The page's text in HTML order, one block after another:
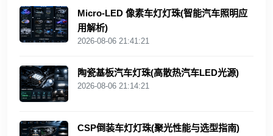
Micro-LED 像素车灯灯珠(智能汽车照明应
用解析)
2026-08-06 21:41:21
陶瓷基板汽车灯珠(高散热汽车LED光源)
2026-08-06 21:14:21
CSP倒装车灯灯珠(聚光性能与选型指南)